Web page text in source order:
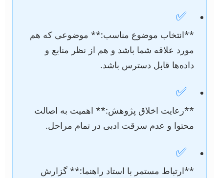
✅
**انتخاب موضوع مناسب:** موضوعی که هم
مورد علاقه شما باشد و هم از نظر منابع و
داده‌ها قابل دسترس باشد.
✅
**رعایت اخلاق پژوهش:** اهمیت به اصالت
محتوا و عدم سرقت ادبی در تمام مراحل.
✅
**ارتباط مستمر با استاد راهنما:** گزارش